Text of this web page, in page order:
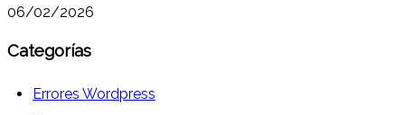
06/02/2026
Categorías
Errores Wordpress